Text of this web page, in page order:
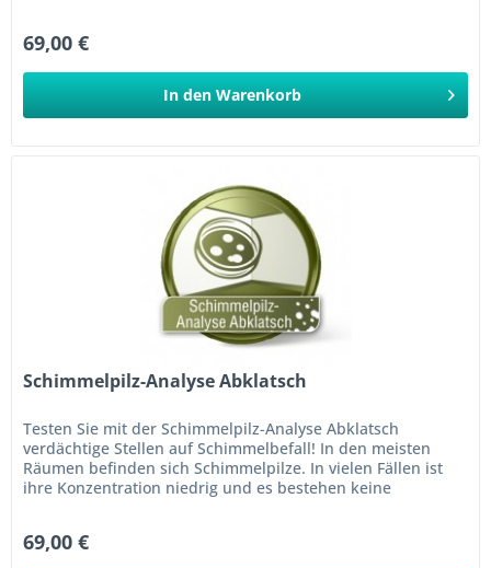
69,00 €
In den Warenkorb
Schimmelpilz-Analyse Abklatsch
Testen Sie mit der Schimmelpilz-Analyse Abklatsch
verdächtige Stellen auf Schimmelbefall! In den meisten
Räumen befinden sich Schimmelpilze. In vielen Fällen ist
ihre Konzentration niedrig und es bestehen keine
69,00 €